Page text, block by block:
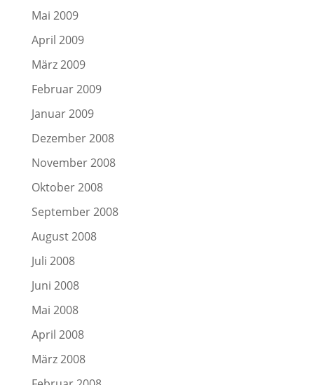
Mai 2009
April 2009
März 2009
Februar 2009
Januar 2009
Dezember 2008
November 2008
Oktober 2008
September 2008
August 2008
Juli 2008
Juni 2008
Mai 2008
April 2008
März 2008